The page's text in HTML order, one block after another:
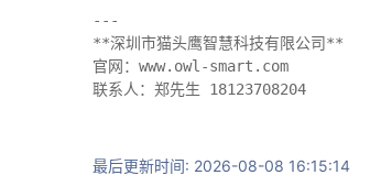
---
**深圳市猫头鹰智慧科技有限公司**
官网：www.owl-smart.com
联系人：郑先生 18123708204
最后更新时间: 2026-08-08 16:15:14